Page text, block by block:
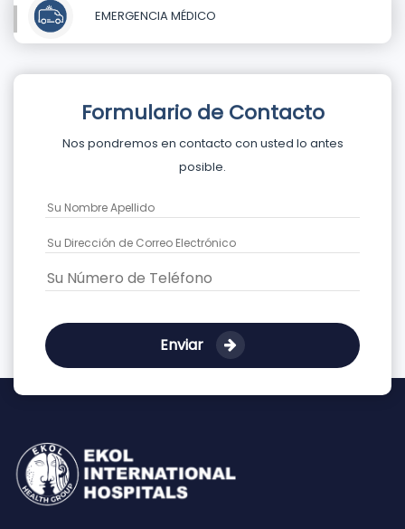
EMERGENCIA MÉDICO
Formulario de Contacto
Nos pondremos en contacto con usted lo antes
posible.
Enviar